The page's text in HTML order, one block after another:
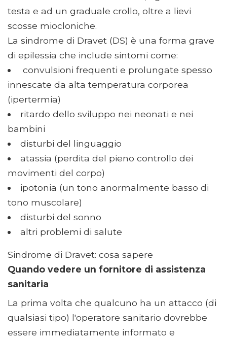
testa e ad un graduale crollo, oltre a lievi
scosse miocloniche.
La sindrome di Dravet (DS) è una forma grave
di epilessia che include sintomi come:
convulsioni frequenti e prolungate spesso
innescate da alta temperatura corporea
(ipertermia)
ritardo dello sviluppo nei neonati e nei
bambini
disturbi del linguaggio
atassia (perdita del pieno controllo dei
movimenti del corpo)
ipotonia (un tono anormalmente basso di
tono muscolare)
disturbi del sonno
altri problemi di salute
Sindrome di Dravet: cosa sapere
Quando vedere un fornitore di assistenza
sanitaria
La prima volta che qualcuno ha un attacco (di
qualsiasi tipo) l'operatore sanitario dovrebbe
essere immediatamente informato e